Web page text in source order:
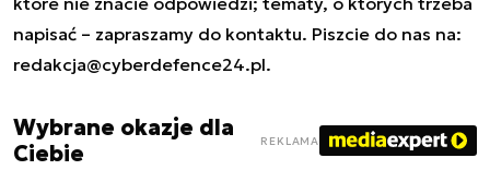
napisać – zapraszamy do kontaktu. Piszcie do nas na:
redakcja@cyberdefence24.pl.
Wybrane okazje dla
Ciebie
REKLAMA